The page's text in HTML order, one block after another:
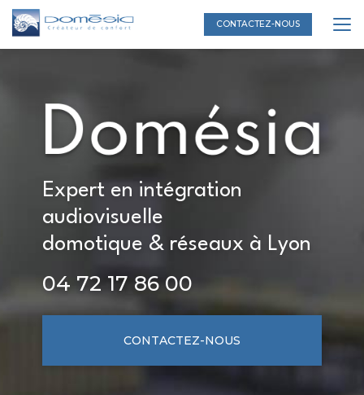
Aller
au
contenu
principal
CONTACTEZ-NOUS
Expert en intégration
audiovisuelle
domotique & réseaux à Lyon
04 72 17 86 00
CONTACTEZ-NOUS